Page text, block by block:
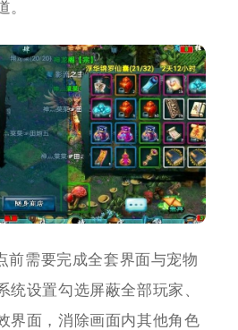
。
前需要完成全套界面与宠物
统设置勾选屏蔽全部玩家、
界面，消除画面内其他角色